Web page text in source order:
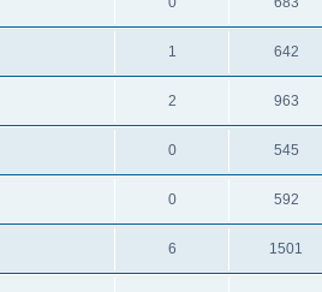
1 642
2 963
0 545
0 592
6 1501